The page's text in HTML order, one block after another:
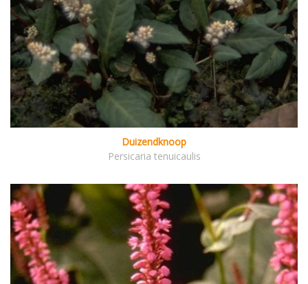
Duizendknoop
Persicaria tenuicaulis